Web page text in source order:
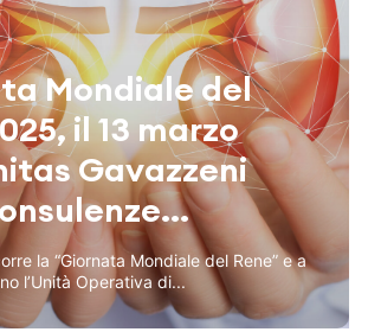
Mondiale del
il 13 marzo
Gavazzeni
la “Giornata Mondiale del Rene” e a
l’Unità Operativa di...